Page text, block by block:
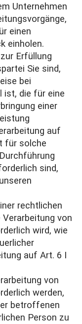
Unternehmen
einen
einholen.
Erfüllung
Sie sind,
bei
ist, die für eine
einer
auf
für solche
sind,
rechtlichen
von
wird, wie
auf Art. 6 I
von
werden,
betroffenen
Person zu